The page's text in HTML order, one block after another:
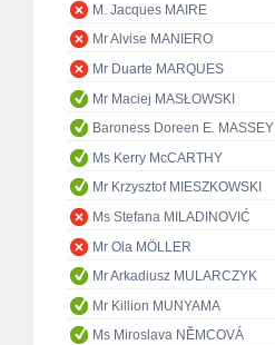
M. Jacques MAIRE
Mr Alvise MANIERO
Mr Duarte MARQUES
Mr Maciej MASŁOWSKI
Baroness Doreen E. MASSEY
Ms Kerry McCARTHY
Mr Krzysztof MIESZKOWSKI
Ms Stefana MILADINOVIĆ
Mr Ola MÖLLER
Mr Arkadiusz MULARCZYK
Mr Killion MUNYAMA
Ms Miroslava NĚMCOVÁ